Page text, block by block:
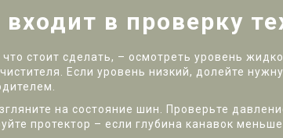
входит в проверку
что стоит сделать, – осмотреть уровень
Если уровень низкий, долейте
на состояние шин. Проверьте
протектор – если глубина канавок